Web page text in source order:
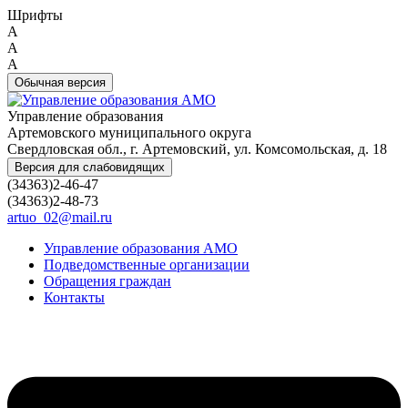
Шрифты
A
A
A
Обычная версия
Управление образования
Артемовского муниципального округа
Свердловская обл., г. Артемовский, ул. Комсомольская, д. 18
Версия для слабовидящих
(34363)2-46-47
(34363)2-48-73
artuo_02@mail.ru
Управление образования АМО
Подведомственные организации
Обращения граждан
Контакты